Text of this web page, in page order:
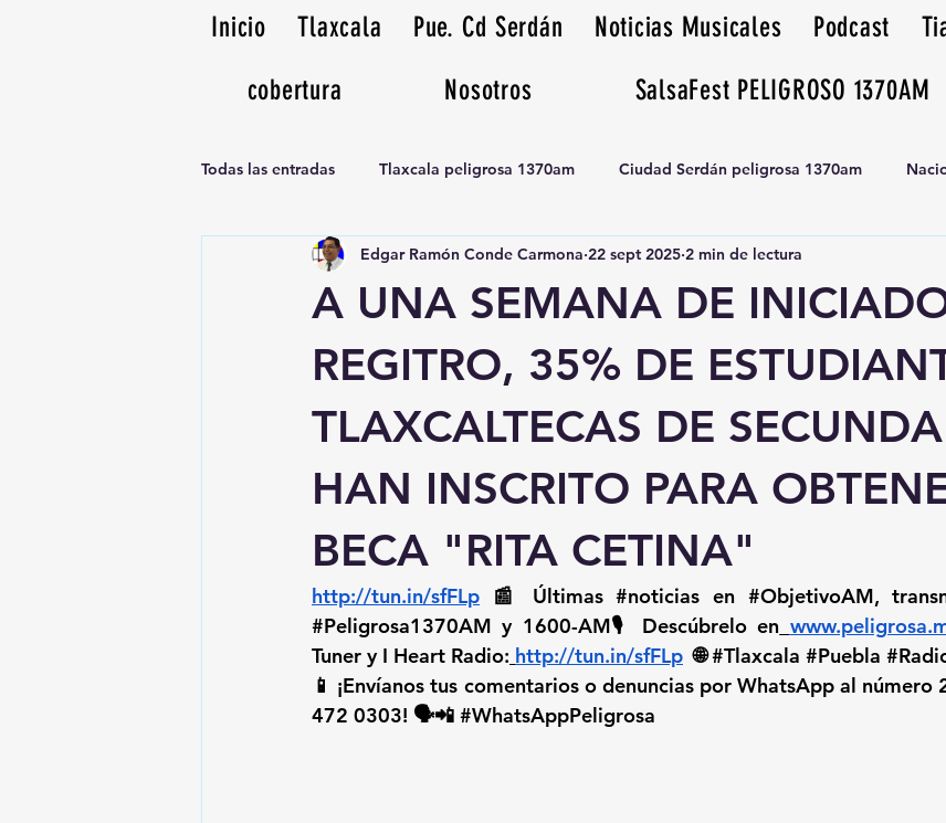
Inicio Tlaxcala Pue. Cd Serdán Noticias Musicales Podcast
cobertura
Nosotros SalsaFest PELIGROSO 1370AM
Todas las entradas Tlaxcala peligrosa 1370am Ciudad Serdán peligrosa 1370am
Noticias Musicales radio 1370am Tianguis peligrosa 1370am huamantla
A UNA SEMANA DE
REGITRO, 35% DE
TLAXCALTECAS DE
HAN INSCRITO PARA
BECA "RITA CETINA"
Edgar Ramón Conde Carmona 22 sept 2025 2 min de lectura
http://tun.in/sfFLp 📰 Últimas #noticias en #ObjetivoAM
#Peligrosa1370AM y 1600-AM🎙️ Descúbrelo en
Tuner y I Heart Radio: http://tun.in/sfFLp 🌐 #Tlaxcala #Puebla
📱 ¡Envíanos tus comentarios o denuncias por WhatsApp al
472 0303! 🗣️📲 #WhatsAppPeligrosa